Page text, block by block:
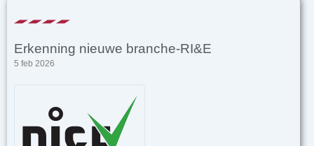
Erkenning nieuwe branche-RI&E
5 feb 2026